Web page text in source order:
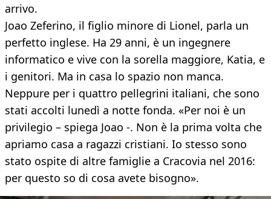
arrivo.
Joao Zeferino, il figlio minore di Lionel, parla un
perfetto inglese. Ha 29 anni, è un ingegnere
informatico e vive con la sorella maggiore, Katia, e
i genitori. Ma in casa lo spazio non manca.
Neppure per i quattro pellegrini italiani, che sono
stati accolti lunedì a notte fonda. «Per noi è un
privilegio – spiega Joao -. Non è la prima volta che
apriamo casa a ragazzi cristiani. Io stesso sono
stato ospite di altre famiglie a Cracovia nel 2016:
per questo so di cosa avete bisogno».